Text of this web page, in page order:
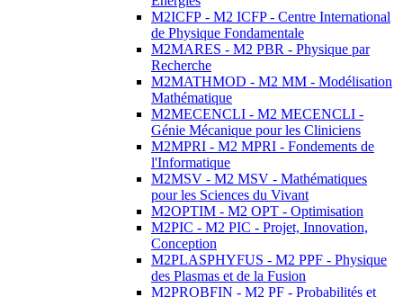
M2ICFP - M2 ICFP - Centre International
de Physique Fondamentale
M2MARES - M2 PBR - Physique par
Recherche
M2MATHMOD - M2 MM - Modélisation
Mathématique
M2MECENCLI - M2 MECENCLI -
Génie Mécanique pour les Cliniciens
M2MPRI - M2 MPRI - Fondements de
l'Informatique
M2MSV - M2 MSV - Mathématiques
pour les Sciences du Vivant
M2OPTIM - M2 OPT - Optimisation
M2PIC - M2 PIC - Projet, Innovation,
Conception
M2PLASPHYFUS - M2 PPF - Physique
des Plasmas et de la Fusion
M2PROBFIN - M2 PF - Probabilités et